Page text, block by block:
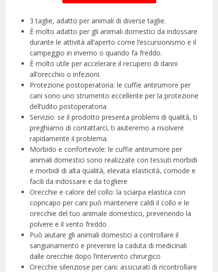
3 taglie, adatto per animali di diverse taglie.
È molto adatto per gli animali domestici da indossare
durante le attività all’aperto come l’escursionismo e il
campeggio in inverno o quando fa freddo.
È molto utile per accelerare il recupero di danni
all’orecchio o infezioni.
Protezione postoperatoria: le cuffie antirumore per
cani sono uno strumento eccellente per la protezione
dell’udito postoperatoria
Servizio: se il prodotto presenta problemi di qualità, ti
preghiamo di contattarci, ti aiuteremo a risolvere
rapidamente il problema.
Morbido e confortevole: le cuffie antirumore per
animali domestici sono realizzate con tessuti morbidi
e morbidi di alta qualità, elevata elasticità, comode e
facili da indossare e da togliere
Orecchie e calore del collo: la sciarpa elastica con
copricapo per cani può mantenere caldi il collo e le
orecchie del tuo animale domestico, prevenendo la
polvere e il vento freddo
Può aiutare gli animali domestici a controllare il
sanguinamento e prevenire la caduta di medicinali
dalle orecchie dopo l’intervento chirurgico
Orecchie silenziose per cani: assicurati di ricontrollare